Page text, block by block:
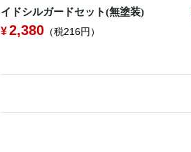
イドシルガードセット(無塗装)
2,380 （税216円）